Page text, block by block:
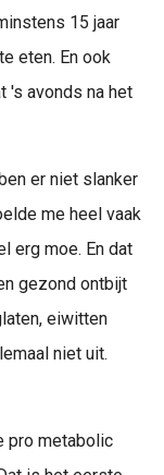
15 jaar
eten. En ook
's avonds na het
er niet slanker
me heel vaak
erg moe. En dat
gezond ontbijt
eiwitten
niet uit.
pro metabolic